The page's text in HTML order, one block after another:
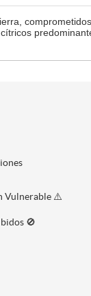
Vulnerable ⚠️
🚫